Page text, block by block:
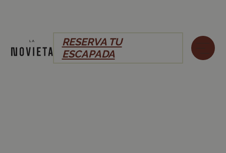
RESERVA TU
ESCAPADA